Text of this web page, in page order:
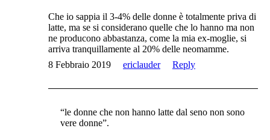
Che io sappia il 3-4% delle donne è totalmente priva di
latte, ma se si considerano quelle che lo hanno ma non
ne producono abbastanza, come la mia ex-moglie, si
arriva tranquillamente al 20% delle neomamme.
8 Febbraio 2019
ericlauder Reply
“le donne che non hanno latte dal seno non sono
vere donne”.